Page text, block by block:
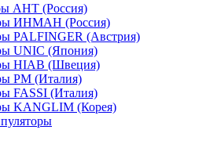
АНТ (Россия)
ИНМАН (Россия)
PALFINGER (Австрия)
UNIC (Япония)
HIAB (Швеция)
PM (Италия)
FASSI (Италия)
KANGLIM (Корея)